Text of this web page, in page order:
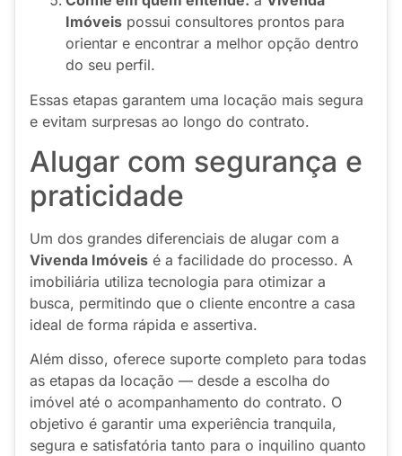
Imóveis possui consultores prontos para
orientar e encontrar a melhor opção dentro
do seu perfil.
Essas etapas garantem uma locação mais segura
e evitam surpresas ao longo do contrato.
Alugar com segurança e
praticidade
Um dos grandes diferenciais de alugar com a
Vivenda Imóveis é a facilidade do processo. A
imobiliária utiliza tecnologia para otimizar a
busca, permitindo que o cliente encontre a casa
ideal de forma rápida e assertiva.
Além disso, oferece suporte completo para todas
as etapas da locação — desde a escolha do
imóvel até o acompanhamento do contrato. O
objetivo é garantir uma experiência tranquila,
segura e satisfatória tanto para o inquilino quanto